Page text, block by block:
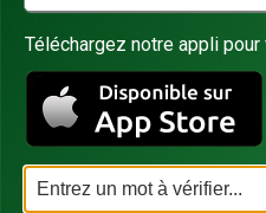
Téléchargez notre appli